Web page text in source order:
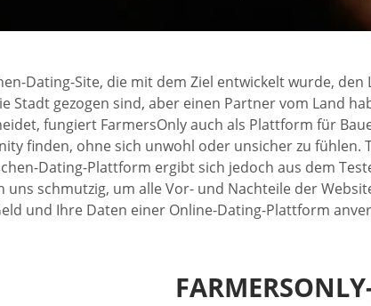
Dating-Site, die mit dem Ziel entwickelt wurde,
Stadt gezogen sind, aber einen Partner vom Land
fungiert FarmersOnly auch als Plattform für
finden, ohne sich unwohl oder unsicher zu fühlen.
Dating-Plattform ergibt sich jedoch aus dem
uns schmutzig, um alle Vor- und Nachteile der
und Ihre Daten einer Online-Dating-Plattform